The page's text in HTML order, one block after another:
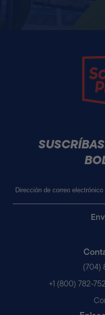
(704)
+1 (800) 782-